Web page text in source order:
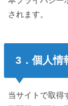
されます。
3．個人情
当サイトで取得